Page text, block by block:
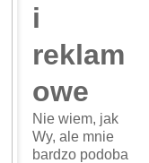
i
reklam
owe
Nie wiem, jak
Wy, ale mnie
bardzo podoba